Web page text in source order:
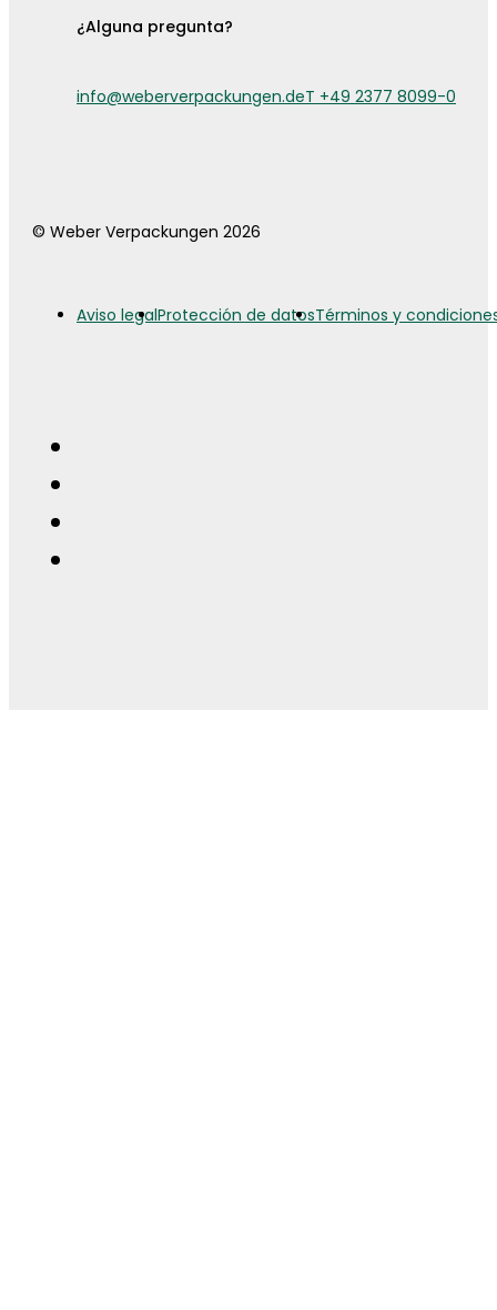
¿Alguna pregunta?
info@weberverpackungen.deT +49 2377 8099-0
© Weber Verpackungen 2026
Aviso legalProtección de datosTérminos y